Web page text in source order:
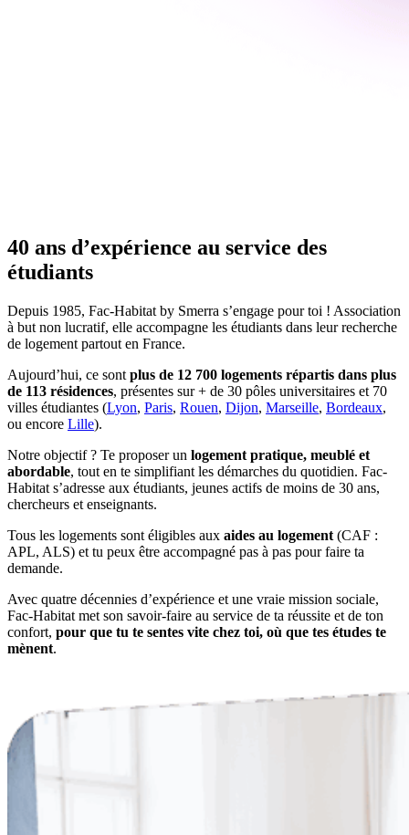
40 ans d’expérience au service des
étudiants
Depuis 1985, Fac-Habitat by Smerra s’engage pour toi ! Association
à but non lucratif, elle accompagne les étudiants dans leur recherche
de logement partout en France.
Aujourd’hui, ce sont plus de 12 700 logements répartis dans plus
de 113 résidences, présentes sur + de 30 pôles universitaires et 70
villes étudiantes (Lyon, Paris, Rouen, Dijon, Marseille, Bordeaux,
ou encore Lille).
Notre objectif ? Te proposer un logement pratique, meublé et
abordable, tout en te simplifiant les démarches du quotidien. Fac-
Habitat s’adresse aux étudiants, jeunes actifs de moins de 30 ans,
chercheurs et enseignants.
Tous les logements sont éligibles aux aides au logement (CAF :
APL, ALS) et tu peux être accompagné pas à pas pour faire ta
demande.
Avec quatre décennies d’expérience et une vraie mission sociale,
Fac-Habitat met son savoir-faire au service de ta réussite et de ton
confort, pour que tu te sentes vite chez toi, où que tes études te
mènent.